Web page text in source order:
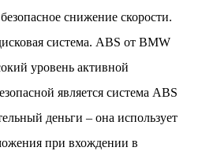
снижение скорости.
система. ABS от BMW
уровень активной
является система ABS
деньги – она использует
при вхождении в